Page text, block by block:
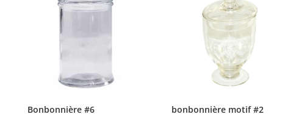
Bonbonnière #6 bonbonnière motif #2